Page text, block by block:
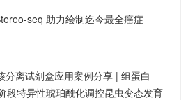
seq 助力绘制迄今最全癌症
分离试剂盒应用案例分享 | 组蛋白
段特异性琥珀酰化调控昆虫变态发育